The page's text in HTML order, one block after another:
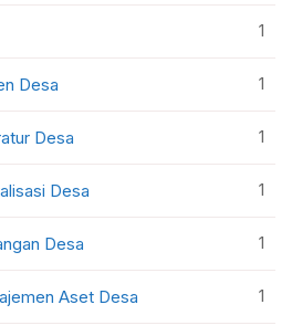
1
Desa 1
Desa 1
Desa 1
Desa 1
Aset Desa 1